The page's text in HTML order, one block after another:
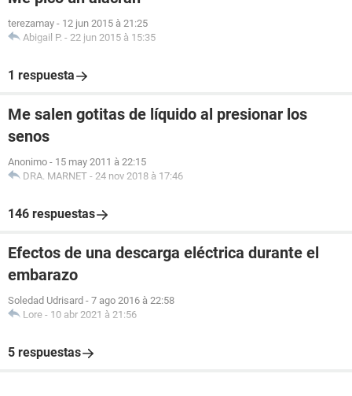
terezamay - 12 jun 2015 à 21:25
Abigail P. - 22 jun 2015 à 15:35
1 respuesta
Me salen gotitas de líquido al presionar los
senos
Anonimo - 15 may 2011 à 22:15
DRA. MARNET - 24 nov 2018 à 17:46
146 respuestas
Efectos de una descarga eléctrica durante el
embarazo
Soledad Udrisard - 7 ago 2016 à 22:58
Lore - 10 abr 2021 à 21:56
5 respuestas